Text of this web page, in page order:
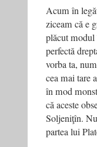
Acum în
ziceam că e
plăcut modul
perfectă
vorba ta,
cea mai tare
în mod
că aceste
Soljeniţîn.
partea lui